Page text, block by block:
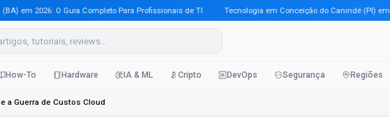
em 2026: O Guia Completo Para Profissionais de TI · Tecnologia em Conceição do Canindé (PI) em
How-To Hardware IA & ML Cripto DevOps Segurança Regiões
a Guerra de Custos Cloud